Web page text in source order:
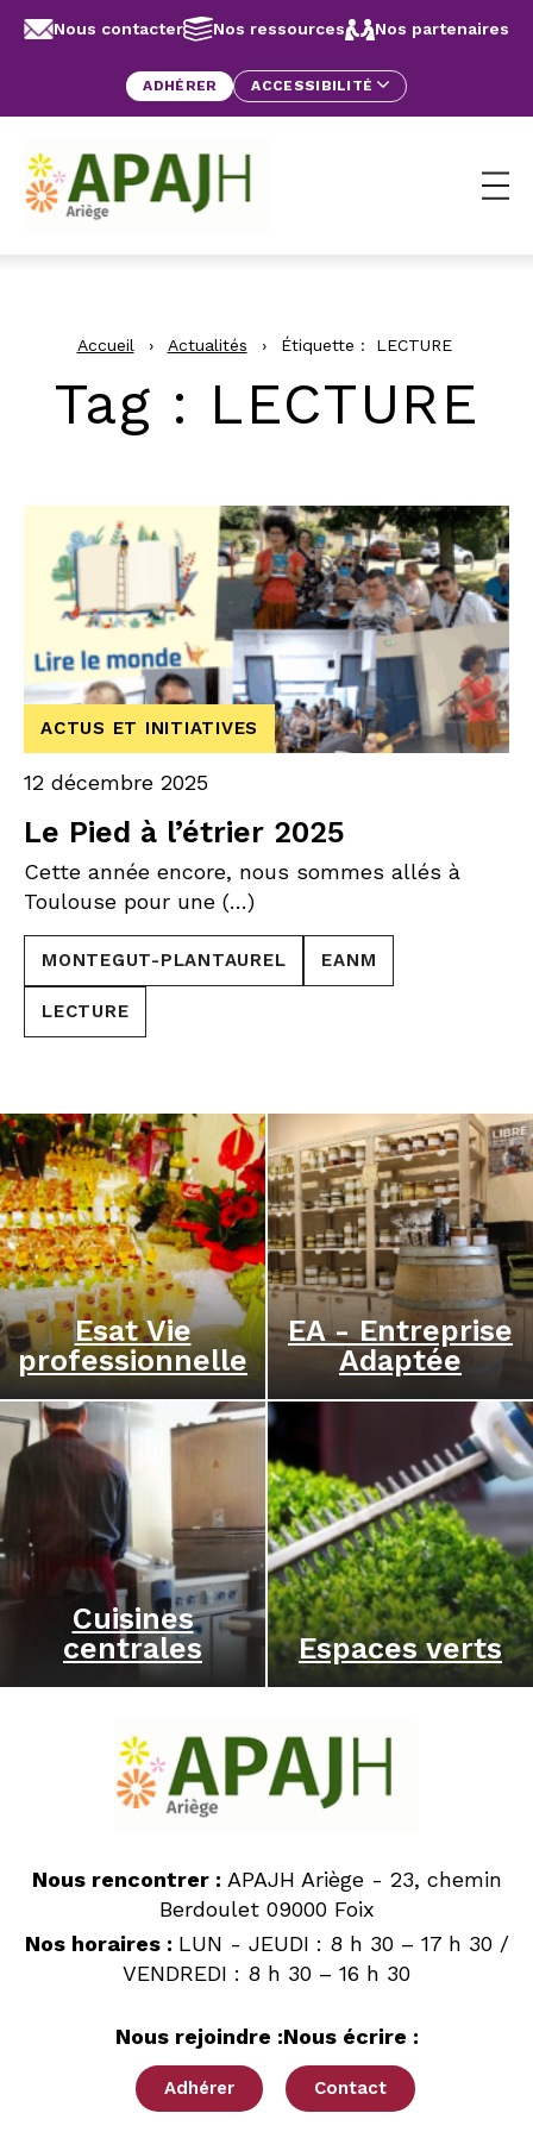
Aller au contenu
Nous contacter Nos ressources Nos partenaires
ADHÉRER ACCESSIBILITÉ
Accueil › Actualités › Étiquette : LECTURE
Tag : LECTURE
Le Pied à l’étrier 2025
ACTUS ET INITIATIVES
12 décembre 2025
Cette année encore, nous sommes allés à
Toulouse pour une (…)
MONTEGUT-PLANTAUREL EANM
LECTURE
Esat Vie
professionnelle
EA - Entreprise
Adaptée
Cuisines
centrales
Espaces verts
Nous rencontrer : APAJH Ariège - 23, chemin
Berdoulet 09000 Foix
Nos horaires : LUN - JEUDI : 8 h 30 – 17 h 30 /
VENDREDI : 8 h 30 – 16 h 30
Nous rejoindre :
Adhérer
Nous écrire :
Contact
Panneau de gestion des cookies